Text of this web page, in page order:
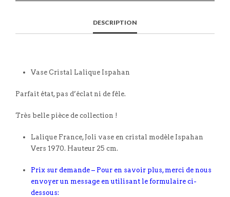
DESCRIPTION
Vase Cristal Lalique Ispahan
Parfait état, pas d’éclat ni de fêle.
Très belle pièce de collection !
Lalique France, Joli vase en cristal modèle Ispahan
Vers 1970. Hauteur 25 cm.
Prix sur demande – Pour en savoir plus, merci de nous
envoyer un message en utilisant le formulaire ci-
dessous: